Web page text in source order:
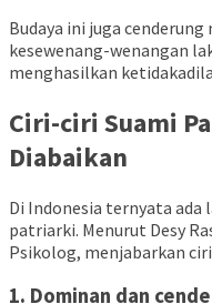
Budaya ini juga
kesewenang-wenangan
menghasilkan
Ciri-ciri Suami
Diabaikan
Di Indonesia ternyata ada
patriarki. Menurut Desy
Psikolog, menjabarkan
1. Dominan dan